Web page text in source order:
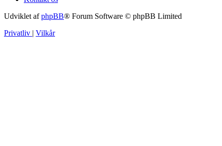
Udviklet afphpBB® Forum Software © phpBB Limited
Privatliv | Vilkår